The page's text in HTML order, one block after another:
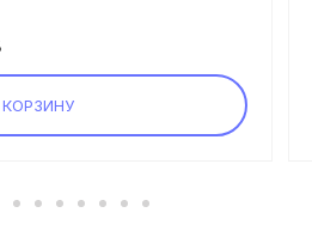
КОРЗИНУ